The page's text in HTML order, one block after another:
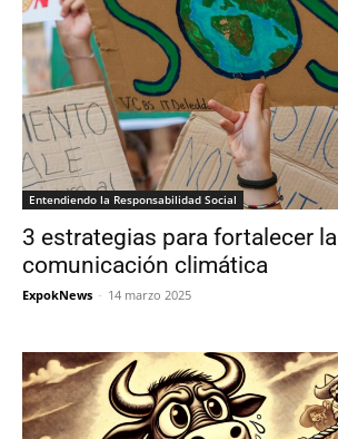
Entendiendo la Responsabilidad Social
3 estrategias para fortalecer la
comunicación climática
ExpokNews - 14 marzo 2025